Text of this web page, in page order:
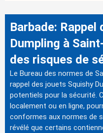
Barbade:
Dumpling à
des risques de
Le Bureau des normes de
rappel des jouets Squishy
potentiels pour la sécurité.
localement ou en ligne,
conformes aux normes de
révélé que certains